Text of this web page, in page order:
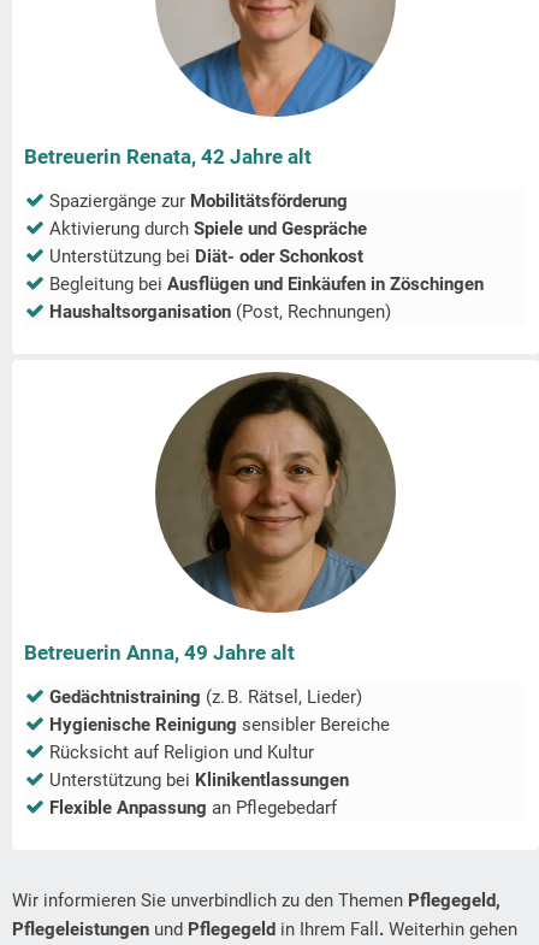
Betreuerin Renata, 42 Jahre alt
Spaziergänge zur Mobilitätsförderung
Aktivierung durch Spiele und Gespräche
Unterstützung bei Diät- oder Schonkost
Begleitung bei Ausflügen und Einkäufen in Zöschingen
Haushaltsorganisation (Post, Rechnungen)
Betreuerin Anna, 49 Jahre alt
Gedächtnistraining (z. B. Rätsel, Lieder)
Hygienische Reinigung sensibler Bereiche
Rücksicht auf Religion und Kultur
Unterstützung bei Klinikentlassungen
Flexible Anpassung an Pflegebedarf
Wir informieren Sie unverbindlich zu den Themen Pflegegeld,
Pflegeleistungen und Pflegegeld in Ihrem Fall . Weiterhin gehen